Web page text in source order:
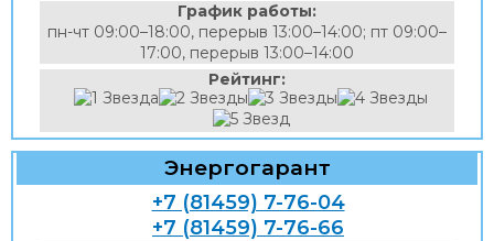
График работы:
пн-чт 09:00–18:00, перерыв 13:00–14:00; пт 09:00–
17:00, перерыв 13:00–14:00
Рейтинг:
Энергогарант
+7 (81459) 7-76-04
+7 (81459) 7-76-66